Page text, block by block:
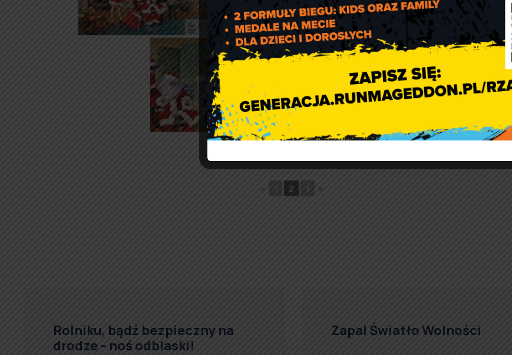
◄ 1 2 3 ►
Rolniku, bądź bezpieczny na
drodze – noś odblaski!
Zapal Światło Wolności